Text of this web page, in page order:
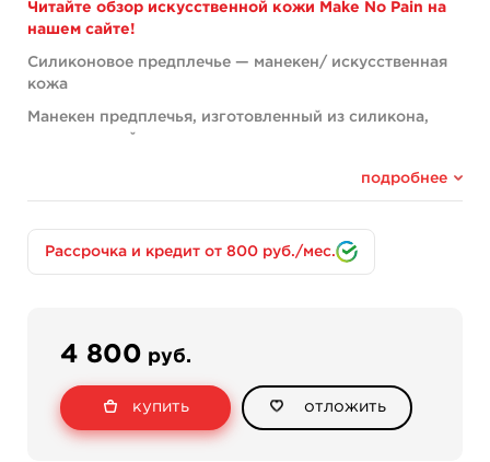
Читайте обзор искусственной кожи Make No Pain на
нашем сайте!
Силиконовое предплечье — манекен/ искусственная
кожа
Манекен предплечья, изготовленный из силикона,
выполненный в натуральную величину.
Максимально приближенная к реальности
имитация руки человека.
Качественное производство.
Идеальный вариант для начинающих тату-
Нередко применяется в качестве
мастеров.
подробнее
Рассрочка и кредит от 800 руб./мес.
4 800 руб.
купить отложить